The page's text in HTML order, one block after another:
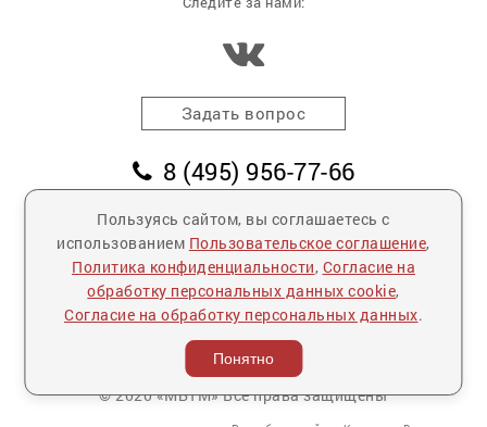
Задать вопрос
8 (495) 956-77-66
8 (903) 799-79-63
заказать обратный звонок
пл. Победы, дом 2, корпус 2
публичной офертой не являются.
Количество товара ограничено.
© 2020 «МБТМ» Все права защищены
Пользуясь сайтом, вы соглашаетесь с
использованием Пользовательское соглашение,
Политика конфиденциальности, Согласие на
обработку персональных данных cookie,
Согласие на обработку персональных данных.
Понятно